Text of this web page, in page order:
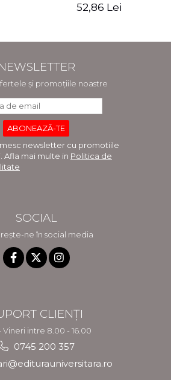
52,86 Lei
și promoțiile noastre
newsletter cu promotiile
Afla mai multe in Politica de
SOCIAL
ne în social media
CLIENȚI
Vineri intre 8.00 - 16.00
0745 200 357